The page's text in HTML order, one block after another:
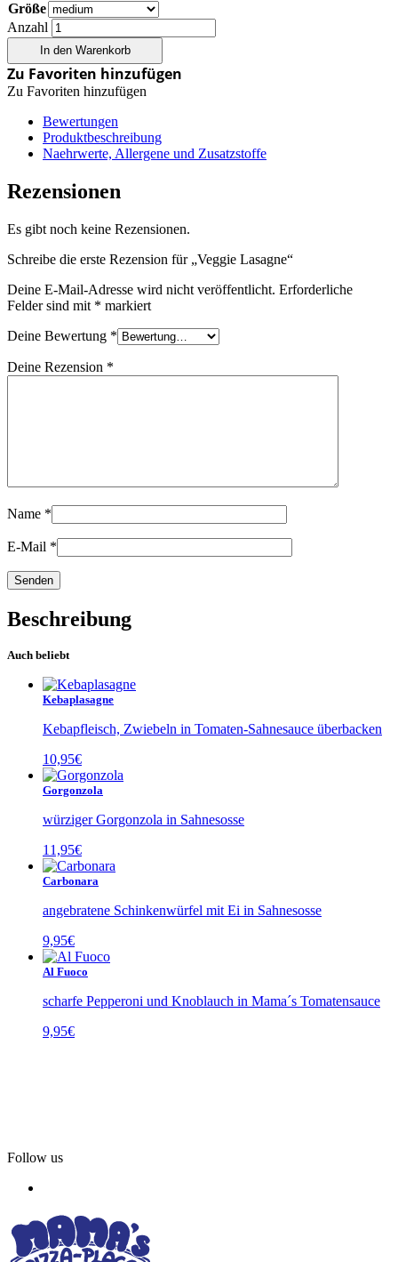
Größe
Anzahl
In den Warenkorb
Zu Favoriten hinzufügen
Zu Favoriten hinzufügen
Bewertungen
Produktbeschreibung
Naehrwerte, Allergene und Zusatzstoffe
Rezensionen
Es gibt noch keine Rezensionen.
Schreibe die erste Rezension für „Veggie Lasagne“
Deine E-Mail-Adresse wird nicht veröffentlicht. Erforderliche
Felder sind mit * markiert
Deine Bewertung *
Deine Rezension *
Name *
E-Mail *
Beschreibung
Auch beliebt
Kebaplasagne
Kebapfleisch, Zwiebeln in Tomaten-Sahnesauce überbacken
10,95€
Gorgonzola
würziger Gorgonzola in Sahnesosse
11,95€
Carbonara
angebratene Schinkenwürfel mit Ei in Sahnesosse
9,95€
Al Fuoco
scharfe Pepperoni und Knoblauch in Mama´s Tomatensauce
9,95€
Follow us